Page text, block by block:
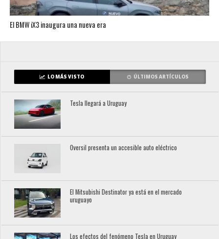
El BMW iX3 inaugura una nueva era
LO MÁS VISTO ÚLTIMOS ARTÍCULOS
Tesla llegará a Uruguay
Oversil presenta un accesible auto eléctrico
El Mitsubishi Destinator ya está en el mercado
uruguayo
Los efectos del fenómeno Tesla en Uruguay